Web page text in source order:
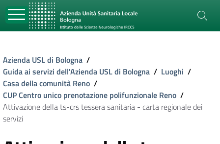
Azienda USL di Bologna /
Guida ai servizi dell'Azienda USL di Bologna / Luoghi /
Casa della comunità Reno /
CUP Centro unico prenotazione polifunzionale Reno /
Attivazione della ts-crs tessera sanitaria - carta regionale dei
servizi